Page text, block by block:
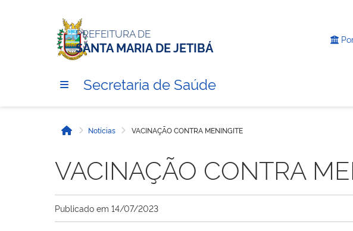
PREFEITURA DE
SANTA MARIA DE JETIBÁ
Secretaria de Saúde
InícioNotícias VACINAÇÃO CONTRA MENINGITE
VACINAÇÃO CONTRA
Publicado em 14/07/2023